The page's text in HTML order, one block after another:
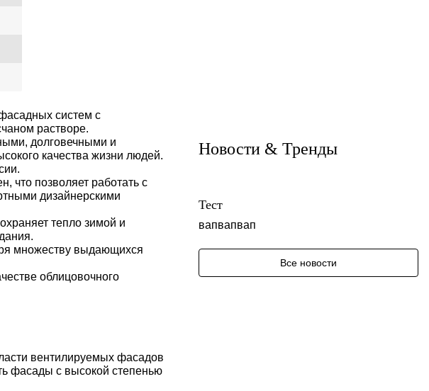
систем с
растворе.
долговечными и
качества жизни людей.
что позволяет работать с
дизайнерскими
тепло зимой и
множеству выдающихся
облицовочного
вентилируемых фасадов
фасады с высокой степенью
Новости & Тренды
Тест
вапвапвап
Все новости